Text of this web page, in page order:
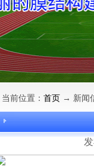
当前位置： 首页 → 新闻